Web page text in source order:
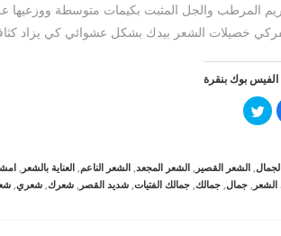
المرطب والجل المثبت بكيمات متوسطة
خصيلات الشعر بيدك بشكل عشوائي كي يزاد
بوك بنقرة
ض
ل
م
ش
, الشعر القصير , الشعر المجعد, الشعر الناعم, العناية بالشعر ,
, جمال, جمالك, جمالك الفتيات, شديد القصر , شعرك, شعري,